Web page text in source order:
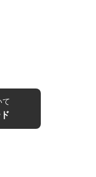
て